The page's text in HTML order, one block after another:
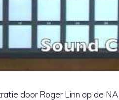
door Roger Linn op de